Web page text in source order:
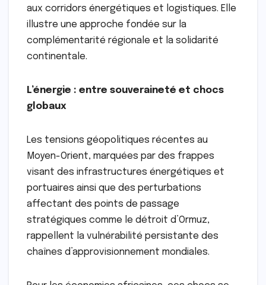
aux corridors énergétiques et logistiques. Elle
illustre une approche fondée sur la
complémentarité régionale et la solidarité
continentale.
L’énergie : entre souveraineté et chocs
globaux
Les tensions géopolitiques récentes au
Moyen-Orient, marquées par des frappes
visant des infrastructures énergétiques et
portuaires ainsi que des perturbations
affectant des points de passage
stratégiques comme le détroit d’Ormuz,
rappellent la vulnérabilité persistante des
chaînes d’approvisionnement mondiales.